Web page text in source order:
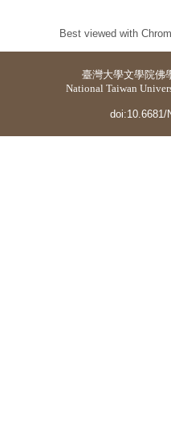
Best viewed with
臺灣大學文學院佛
National Taiwan
doi:10.6681/